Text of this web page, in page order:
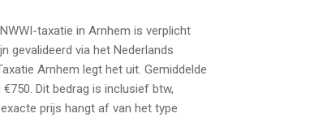
taxatie in Arnhem is verplicht
gevalideerd via het Nederlands
Arnhem legt het uit. Gemiddelde
Dit bedrag is inclusief btw,
prijs hangt af van het type